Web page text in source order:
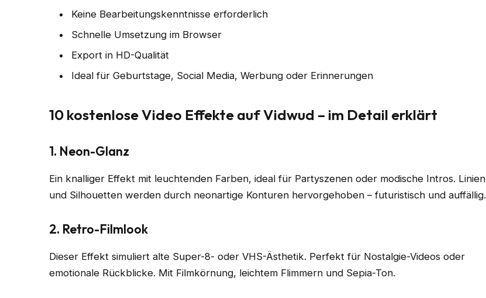
Keine Bearbeitungskenntnisse erforderlich
Schnelle Umsetzung im Browser
Export in HD-Qualität
Ideal für Geburtstage, Social Media, Werbung oder Erinnerungen
10 kostenlose Video Effekte auf Vidwud – im Detail erklärt
1. Neon-Glanz
Ein knalliger Effekt mit leuchtenden Farben, ideal für Partyszenen oder modische Intros. Linien
und Silhouetten werden durch neonartige Konturen hervorgehoben – futuristisch und auffällig.
2. Retro-Filmlook
Dieser Effekt simuliert alte Super-8- oder VHS-Ästhetik. Perfekt für Nostalgie-Videos oder
emotionale Rückblicke. Mit Filmkörnung, leichtem Flimmern und Sepia-Ton.